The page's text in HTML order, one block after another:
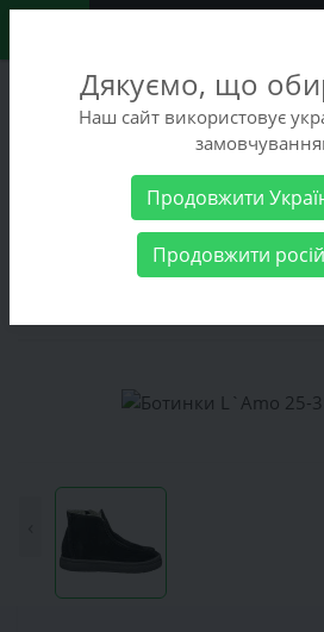
Женские товары Женская обувь
Дякуємо, що
Наш сайт використовує
Продовжити
Продовжити